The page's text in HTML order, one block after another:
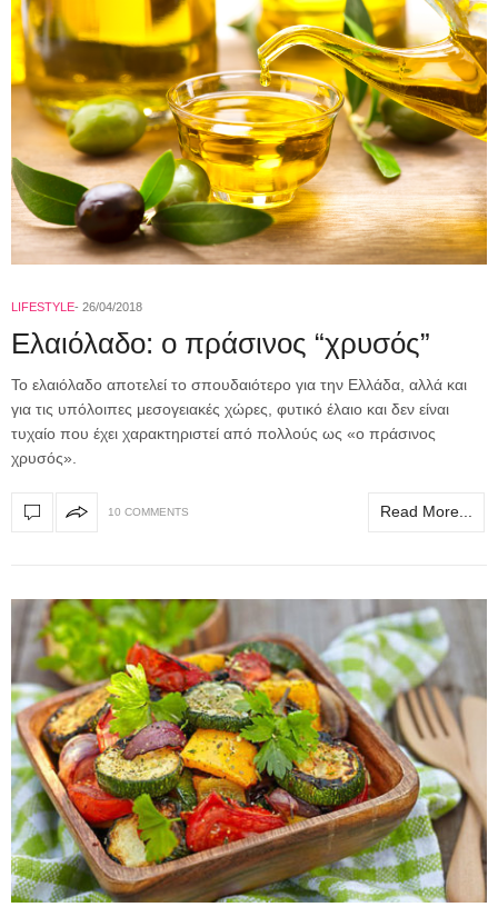
LIFESTYLE 26/04/2018
Ελαιόλαδο: ο πράσινος “χρυσός”
Το ελαιόλαδο αποτελεί το σπουδαιότερο για την Ελλάδα, αλλά και
για τις υπόλοιπες μεσογειακές χώρες, φυτικό έλαιο και δεν είναι
τυχαίο που έχει χαρακτηριστεί από πολλούς ως «ο πράσινος
χρυσός».
10 COMMENTS Read More...